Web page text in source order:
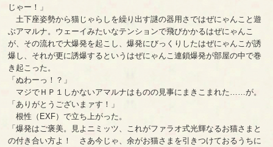
じゃー！」
土下座姿勢から猫じゃらしを繰り出す謎の器用さではぜにゃんこと遊
ぶアマルナ。ウェーイみたいなテンションで飛びかかるはぜにゃんこ
が、その流れで大爆発を起こし、爆発にびっくりしたはぜにゃんこが誘
爆し、それが更に誘爆するというはぜにゃんこ連鎖爆発が部屋の中で巻
き起こった。
「ぬわーっ！？」
マジでＨＰ１しかないアマルナはものの見事にまきこまれた……が。
「ありがとうございまァす！」
根性（EXF）で立ち上がった。
「爆発はご褒美。見よニミッツ、これがファラオ式光輝なるお猫さまと
の付き合い方よ！ さあ今じゃ、余がお猫さまを引きつけておるうちに